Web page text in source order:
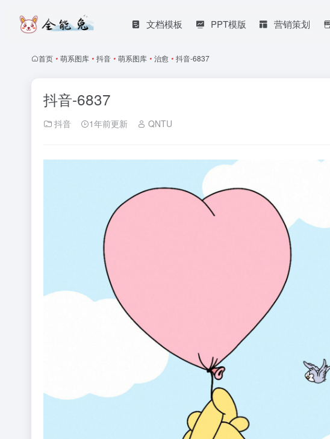
文档模板 PPT模版 营销策划
首页 • 萌系图库 • 抖音 • 萌系图库 • 治愈 • 抖音-6837
抖音-6837
抖音 1年前更新 QNTU